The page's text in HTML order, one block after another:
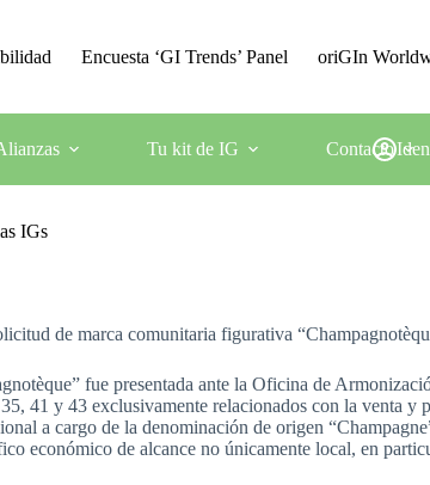
Encuesta ‘GI Trends’ Panel oriGIn
Tu kit de IG Contacto
IGs
de marca comunitaria figurativa
fue presentada ante la Oficina de
41 y 43 exclusivamente relacionados con la venta
a cargo de la denominación de origen
económico de alcance no únicamente local, en